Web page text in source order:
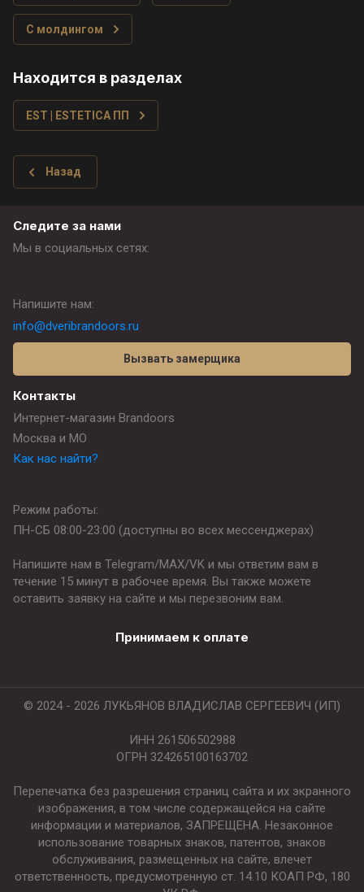
С молдингом
Находится в разделах
EST | ESTETICA ПП
Назад
Контакты
Интернет-магазин Brandoors
Москва и МО
Как нас найти?
Режим работы:
ПН-СБ 08:00-23:00 (доступны во всех мессенджерах)
Напишите нам в Telegram/MAX/VK и мы ответим вам в
течение 15 минут в рабочее время. Вы также можете
оставить заявку на сайте и мы перезвоним вам.
Следите за нами
Мы в социальных сетях:
Напишите нам:
info@dveribrandoors.ru
Вызвать замерщика
Принимаем к оплате
© 2024 - 2026 ЛУКЬЯНОВ ВЛАДИСЛАВ СЕРГЕЕВИЧ (ИП)
ИНН 261506502988
ОГРН 324265100163702
Перепечатка без разрешения страниц сайта и их экранного
изображения, в том числе содержащейся на сайте
информации и материалов, ЗАПРЕЩЕНА. Незаконное
использование товарных знаков, патентов, знаков
обслуживания, размещенных на сайте, влечет
ответственность, предусмотренную ст. 14.10 КОАП РФ, 180